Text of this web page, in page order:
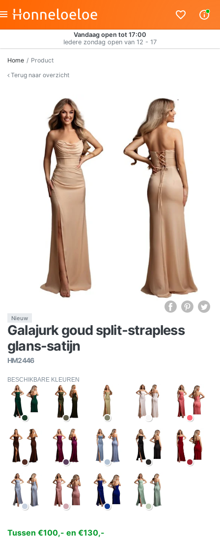
Vandaag open tot 17:00
Iedere zondag open van 12 - 17
Home
Product
Terug naar overzicht
Nieuw
Galajurk goud split-strapless
glans-satijn
HM2446
BESCHIKBARE KLEUREN
Tussen €100,- en €130,-